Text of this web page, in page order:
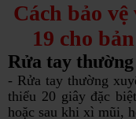
Cách bảo
19 cho
Rửa tay
- Rửa tay thường
thiểu 20 giây đặc
hoặc sau khi xì mũi,